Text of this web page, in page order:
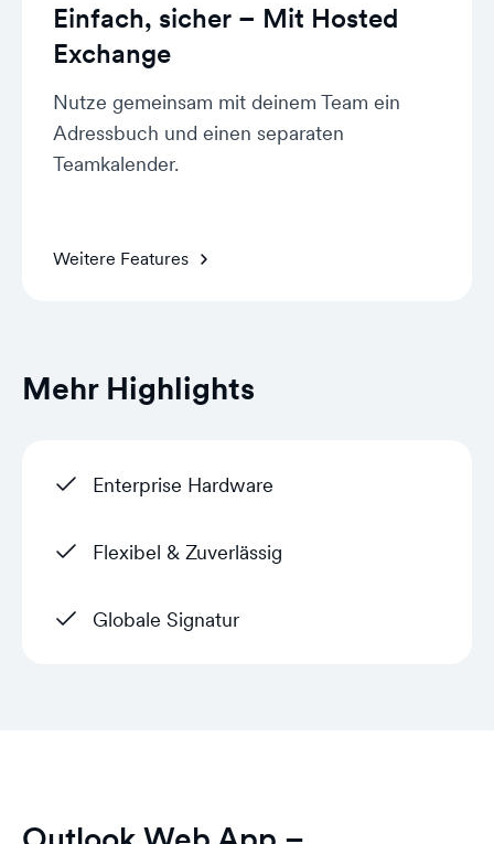
Einfach, sicher – Mit Hosted
Exchange
Nutze gemeinsam mit deinem Team ein
Adressbuch und einen separaten
Teamkalender.
Weitere Features
Mehr Highlights
Enterprise Hardware
Flexibel & Zuverlässig
Globale Signatur